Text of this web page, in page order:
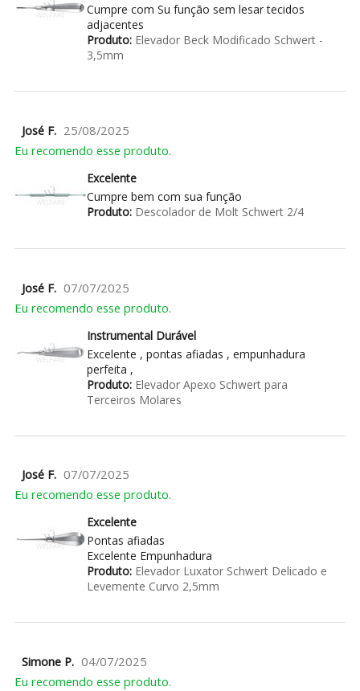
Cumpre com Su função sem lesar tecidos
adjacentes
Produto:Elevador Beck Modificado Schwert -
3,5mm
José F. 25/08/2025
Eu recomendo esse produto.
Excelente
Cumpre bem com sua função
Produto:Descolador de Molt Schwert 2/4
José F. 07/07/2025
Eu recomendo esse produto.
Instrumental Durável
Excelente , pontas afiadas , empunhadura
perfeita ,
Produto:Elevador Apexo Schwert para
Terceiros Molares
José F. 07/07/2025
Eu recomendo esse produto.
Excelente
Pontas afiadas
Excelente Empunhadura
Produto:Elevador Luxator Schwert Delicado e
Levemente Curvo 2,5mm
Simone P. 04/07/2025
Eu recomendo esse produto.